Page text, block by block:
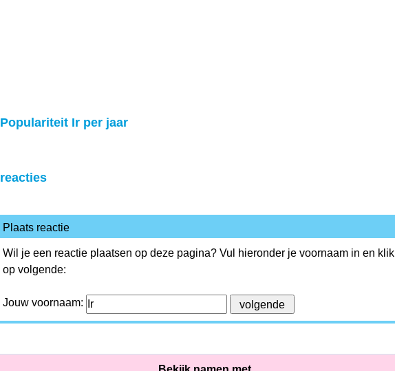
Populariteit Ir per jaar
reacties
Plaats reactie
Wil je een reactie plaatsen op deze pagina? Vul hieronder je voornaam in en klik
op volgende:
Jouw voornaam: